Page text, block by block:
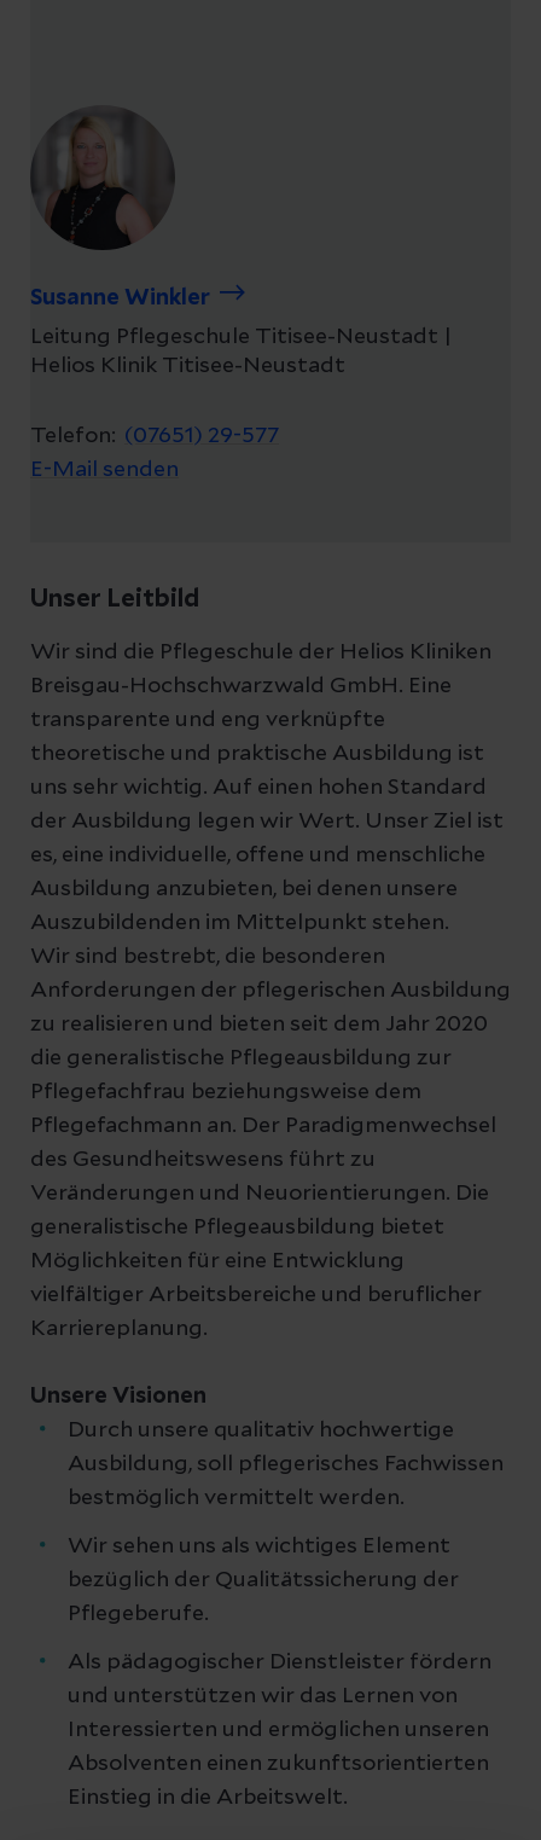
Susanne Winkler
Leitung Pflegeschule Titisee-Neustadt |
Helios Klinik Titisee-Neustadt
Telefon: (07651) 29-577
E-Mail senden
Unser Leitbild
Wir sind die Pflegeschule der Helios Kliniken
Breisgau-Hochschwarzwald GmbH. Eine
transparente und eng verknüpfte
theoretische und praktische Ausbildung ist
uns sehr wichtig. Auf einen hohen Standard
der Ausbildung legen wir Wert. Unser Ziel ist
es, eine individuelle, offene und menschliche
Ausbildung anzubieten, bei denen unsere
Auszubildenden im Mittelpunkt stehen.
Wir sind bestrebt, die besonderen
Anforderungen der pflegerischen Ausbildung
zu realisieren und bieten seit dem Jahr 2020
die generalistische Pflegeausbildung zur
Pflegefachfrau beziehungsweise dem
Pflegefachmann an. Der Paradigmenwechsel
des Gesundheitswesens führt zu
Veränderungen und Neuorientierungen. Die
generalistische Pflegeausbildung bietet
Möglichkeiten für eine Entwicklung
vielfältiger Arbeitsbereiche und beruflicher
Karriereplanung.
Unsere Visionen
Durch unsere qualitativ hochwertige
Ausbildung, soll pflegerisches Fachwissen
bestmöglich vermittelt werden.
Wir sehen uns als wichtiges Element
bezüglich der Qualitätssicherung der
Pflegeberufe.
Als pädagogischer Dienstleister fördern
und unterstützen wir das Lernen von
Interessierten und ermöglichen unseren
Absolventen einen zukunftsorientierten
Einstieg in die Arbeitswelt.